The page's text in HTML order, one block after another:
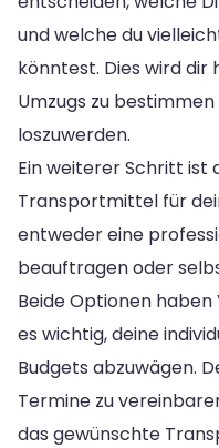
und welche du
könntest. Dies wird dir
Umzugs zu
loszuwerden.
Ein weiterer Schritt ist
Transportmittel für
entweder eine
beauftragen oder
Beide Optionen
es wichtig, deine
Budgets abzuwägen.
Termine zu
das gewünschte